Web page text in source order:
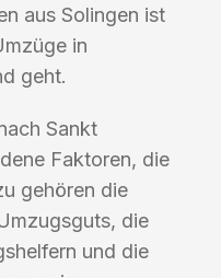
aus Solingen ist
in
geht.
Sankt
Faktoren, die
gehören die
die
und die